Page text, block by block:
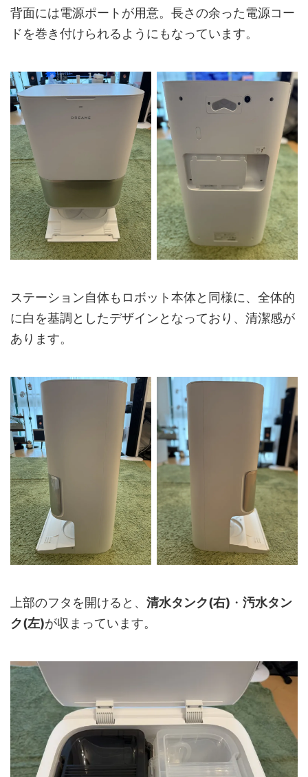
背面には電源ポートが用意。長さの余った電源コー
ドを巻き付けられるようにもなっています。
ステーション自体もロボット本体と同様に、全体的
に白を基調としたデザインとなっており、清潔感が
あります。
上部のフタを開けると、 清水タンク(右) ・ 汚水タン
ク(左)が収まっています。